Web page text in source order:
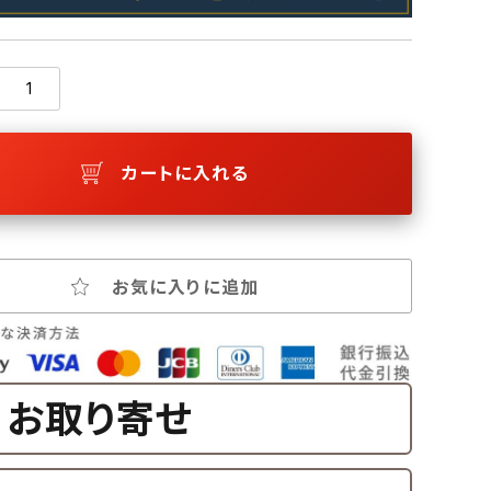
カートに入れる
お気に入りに追加
お取り寄せ